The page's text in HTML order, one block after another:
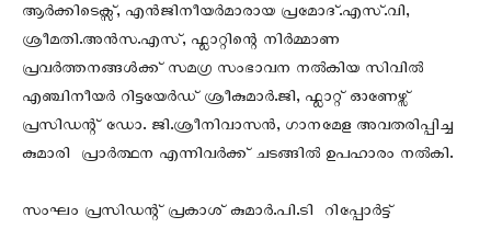
ആർക്കിടെക്സ്, എൻജിനീയർമാരായ പ്രമോദ്.എസ്.വി,
ശ്രീമതി.അൻസ.എസ്, ഫ്ലാറ്റിന്റെ നിർമ്മാണ
പ്രവർത്തനങ്ങൾക്ക് സമഗ്ര സംഭാവന നൽകിയ സിവിൽ
എഞ്ചിനീയർ റിട്ടയേർഡ് ശ്രീകുമാർ.ജി, ഫ്ലാറ്റ് ഓണേഴ്സ്
പ്രസിഡന്റ് ഡോ. ജി.ശ്രീനിവാസൻ, ഗാനമേള അവതരിപ്പിച്ച
കുമാരി പ്രാർത്ഥന എന്നിവർക്ക് ചടങ്ങിൽ ഉപഹാരം നൽകി.
സംഘം പ്രസിഡന്റ് പ്രകാശ് കുമാർ.പി.ടി റിപ്പോർട്ട്‌